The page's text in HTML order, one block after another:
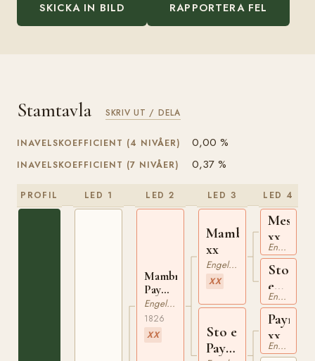
SKICKA IN BILD RAPPORTERA FEL
Stamtavla SKRIV UT / DELA
INAVELSKOEFFICIENT (4 NIVÅER) 0,00 %
INAVELSKOEFFICIENT (7 NIVÅER) 0,37 %
PROFIL LED 1 LED 2
Mambrino
Paymaster
xx
Engelskt Fullblod
1826
XX
LED 3
Mambrino
xx
Engelskt Fullblod
XX
Sto e
Paymaster
LED 4
xx
Engelskt Fullblod
Sto
e
xx
Engelskt Fullblod
xx
Engelskt Fullblod